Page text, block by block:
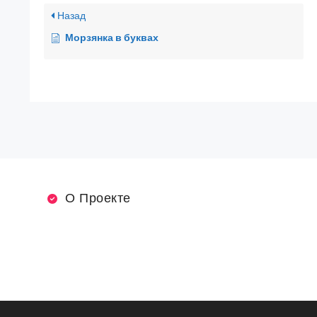
Назад
Морзянка в буквах
О Проекте